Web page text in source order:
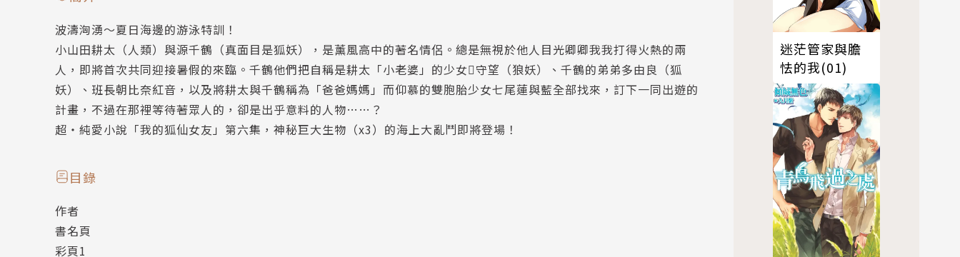
波濤洶湧～夏日海邊的游泳特訓！
小山田耕太（人類）與源千鶴（真面目是狐妖），是薰風高中的著名情侶。總是無視於他人目光卿卿我我打得火熱的兩
人，即將首次共同迎接暑假的來臨。千鶴他們把自稱是耕太「小老婆」的少女守望（狼妖）、千鶴的弟弟多由良（狐
妖）、班長朝比奈紅音，以及將耕太與千鶴稱為「爸爸媽媽」而仰慕的雙胞胎少女七尾蓮與藍全部找來，訂下一同出遊的
計畫，不過在那裡等待著眾人的，卻是出乎意料的人物……？
超‧純愛小說「我的狐仙女友」第六集，神秘巨大生物（x3）的海上大亂鬥即將登場！
目錄
作者
書名頁
彩頁1
迷茫管家與膽
怯的我(01)